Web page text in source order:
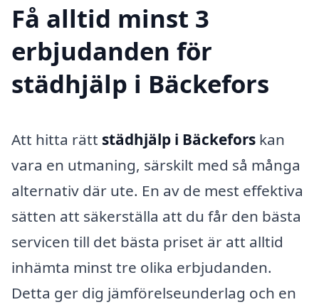
Få alltid minst 3
erbjudanden för
städhjälp i Bäckefors
Att hitta rätt städhjälp i Bäckefors kan
vara en utmaning, särskilt med så många
alternativ där ute. En av de mest effektiva
sätten att säkerställa att du får den bästa
servicen till det bästa priset är att alltid
inhämta minst tre olika erbjudanden.
Detta ger dig jämförelseunderlag och en